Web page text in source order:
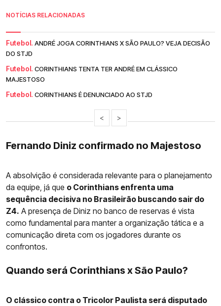
NOTÍCIAS RELACIONADAS
Futebol. ANDRÉ JOGA CORINTHIANS X SÃO PAULO? VEJA DECISÃO
DO STJD
Futebol. CORINTHIANS TENTA TER ANDRÉ EM CLÁSSICO
MAJESTOSO
Futebol. CORINTHIANS É DENUNCIADO AO STJD
< >
Fernando Diniz confirmado no Majestoso
A absolvição é considerada relevante para o planejamento
da equipe, já que o Corinthians enfrenta uma
sequência decisiva no Brasileirão buscando sair do
Z4. A presença de Diniz no banco de reservas é vista
como fundamental para manter a organização tática e a
comunicação direta com os jogadores durante os
confrontos.
Quando será Corinthians x São Paulo?
O clássico contra o Tricolor Paulista será disputado